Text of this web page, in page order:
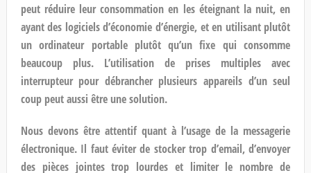
peut réduire leur consommation en les éteignant la nuit, en
ayant des logiciels d’économie d’énergie, et en utilisant plutôt
un ordinateur portable plutôt qu’un fixe qui consomme
beaucoup plus. L’utilisation de prises multiples avec
interrupteur pour débrancher plusieurs appareils d’un seul
coup peut aussi être une solution.
Nous devons être attentif quant à l’usage de la messagerie
électronique. Il faut éviter de stocker trop d’email, d’envoyer
des pièces jointes trop lourdes et limiter le nombre de